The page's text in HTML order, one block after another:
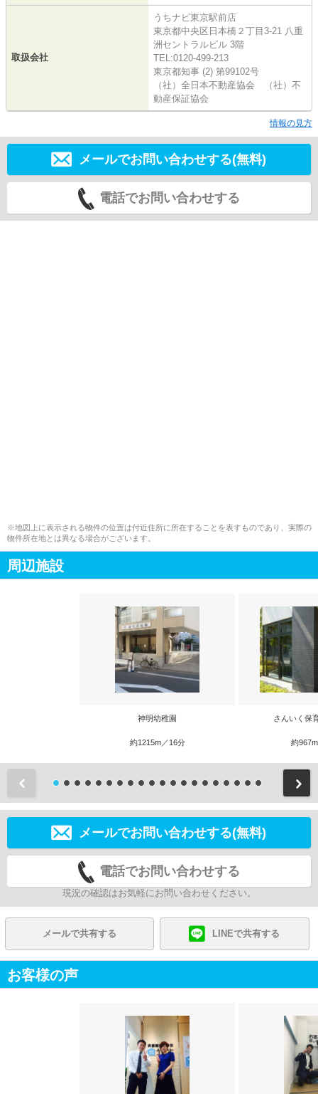
取扱会社
うちナビ東京駅前店
東京都中央区日本橋２丁目3-21 八重
洲セントラルビル 3階
TEL:0120-499-213
東京都知事 (2) 第99102号
（社）全日本不動産協会 （社）不
動産保証協会
情報の見方
メールでお問い合わせする(無料)
電話でお問い合わせする
※地図上に表示される物件の位置は付近住所に所在することを表すものであり、実際の
物件所在地とは異なる場合がございます。
周辺施設
神明幼稚園
約1215m／16分
さんいく保
約
メールでお問い合わせする(無料)
電話でお問い合わせする
現況の確認はお気軽にお問い合わせください。
メールで共有する LINEで共有する
お客様の声